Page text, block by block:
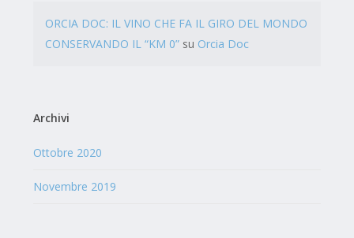
ORCIA DOC: IL VINO CHE FA IL GIRO DEL MONDO
CONSERVANDO IL “KM 0”su Orcia Doc
Archivi
Ottobre 2020
Novembre 2019